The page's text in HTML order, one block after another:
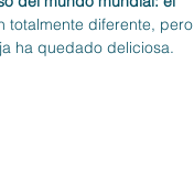
totalmente diferente, pero
ha quedado deliciosa.